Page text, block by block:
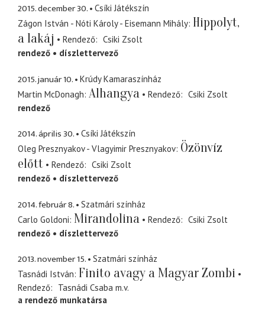
2015. december 30.
Csíki Játékszín
Zágon István - Nóti Károly - Eisemann Mihály Hippolyt,
a lakáj
Rendező
Csiki Zsolt
rendező
díszlettervező
2015. január 10.
Krúdy Kamaraszínház
Martin McDonagh Alhangya Rendező
Csiki Zsolt
rendező
2014. április 30.
Csíki Játékszín
Oleg Presznyakov - Vlagyimir Presznyakov Özönvíz
előtt
Rendező
Csiki Zsolt
rendező
díszlettervező
2014. február 8.
Szatmári színház
Carlo Goldoni Mirandolina Rendező
Csiki Zsolt
rendező
díszlettervező
2013. november 15.
Szatmári színház
Tasnádi István Finito avagy a Magyar Zombi
Rendező Tasnádi Csaba m.v.
a rendező munkatársa